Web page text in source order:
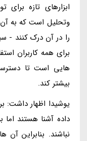
ابزارهای تازه
وتحلیل است که به
را در آن درک کنند -
برای همه کاربران
هایی است تا
بیشتر کند.
یوشیدا اظهار داشت:
داده آشنا هستند
نباشند. بنابراین